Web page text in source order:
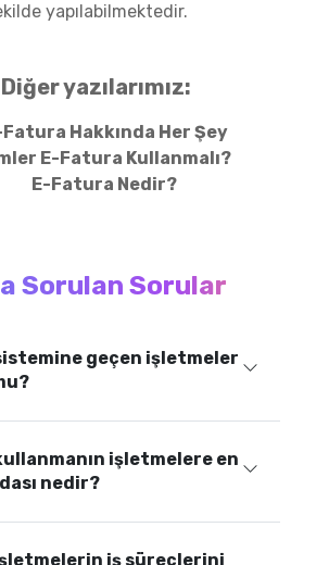
yapılabilmektedir.
Diğer yazılarımız:
Fatura Hakkında Her Şey
E-Fatura Kullanmalı?
E-Fatura Nedir?
Sorulan Sorular
geçen işletmeler
işletmelere en
nedir?
iş süreçlerini